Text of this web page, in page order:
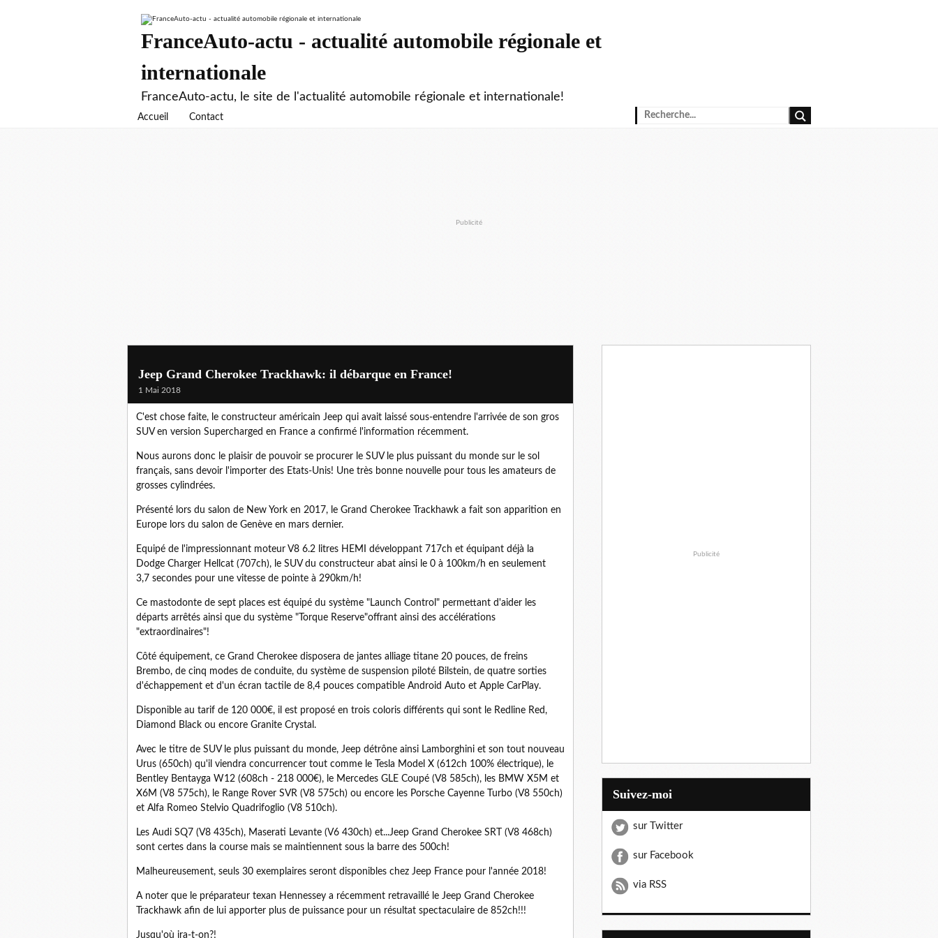
FranceAuto-actu - actualité automobile régionale et
internationale
FranceAuto-actu, le site de l'actualité automobile régionale et internationale!
Accueil Contact
Publicité
Jeep Grand Cherokee Trackhawk: il débarque en France!
1 Mai 2018
C'est chose faite, le constructeur américain Jeep qui avait laissé sous-entendre l'arrivée de son gros
SUV en version Supercharged en France a confirmé l'information récemment.
Nous aurons donc le plaisir de pouvoir se procurer le SUV le plus puissant du monde sur le sol
français, sans devoir l'importer des Etats-Unis! Une très bonne nouvelle pour tous les amateurs de
grosses cylindrées.
Présenté lors du salon de New York en 2017, le Grand Cherokee Trackhawk a fait son apparition en
Europe lors du salon de Genève en mars dernier.
Equipé de l'impressionnant moteur V8 6.2 litres HEMI développant 717ch et équipant déjà la
Dodge Charger Hellcat (707ch), le SUV du constructeur abat ainsi le 0 à 100km/h en seulement
3,7 secondes pour une vitesse de pointe à 290km/h!
Ce mastodonte de sept places est équipé du système "Launch Control" permettant d'aider les
départs arrêtés ainsi que du système "Torque Reserve"offrant ainsi des accélérations
"extraordinaires"!
Côté équipement, ce Grand Cherokee disposera de jantes alliage titane 20 pouces, de freins
Brembo, de cinq modes de conduite, du système de suspension piloté Bilstein, de quatre sorties
d'échappement et d'un écran tactile de 8,4 pouces compatible Android Auto et Apple CarPlay.
Disponible au tarif de 120 000€, il est proposé en trois coloris différents qui sont le Redline Red,
Diamond Black ou encore Granite Crystal.
Avec le titre de SUV le plus puissant du monde, Jeep détrône ainsi Lamborghini et son tout nouveau
Urus (650ch) qu'il viendra concurrencer tout comme le Tesla Model X (612ch 100% électrique), le
Bentley Bentayga W12 (608ch - 218 000€), le Mercedes GLE Coupé (V8 585ch), les BMW X5M et
X6M (V8 575ch), le Range Rover SVR (V8 575ch) ou encore les Porsche Cayenne Turbo (V8 550ch)
et Alfa Romeo Stelvio Quadrifoglio (V8 510ch).
Les Audi SQ7 (V8 435ch), Maserati Levante (V6 430ch) et...Jeep Grand Cherokee SRT (V8 468ch)
sont certes dans la course mais se maintiennent sous la barre des 500ch!
Malheureusement, seuls 30 exemplaires seront disponibles chez Jeep France pour l'année 2018!
A noter que le préparateur texan Hennessey a récemment retravaillé le Jeep Grand Cherokee
Trackhawk afin de lui apporter plus de puissance pour un résultat spectaculaire de 852ch!!!
Jusqu'où ira-t-on?!
Publicité
Suivez-moi
sur Twitter
sur Facebook
via RSS